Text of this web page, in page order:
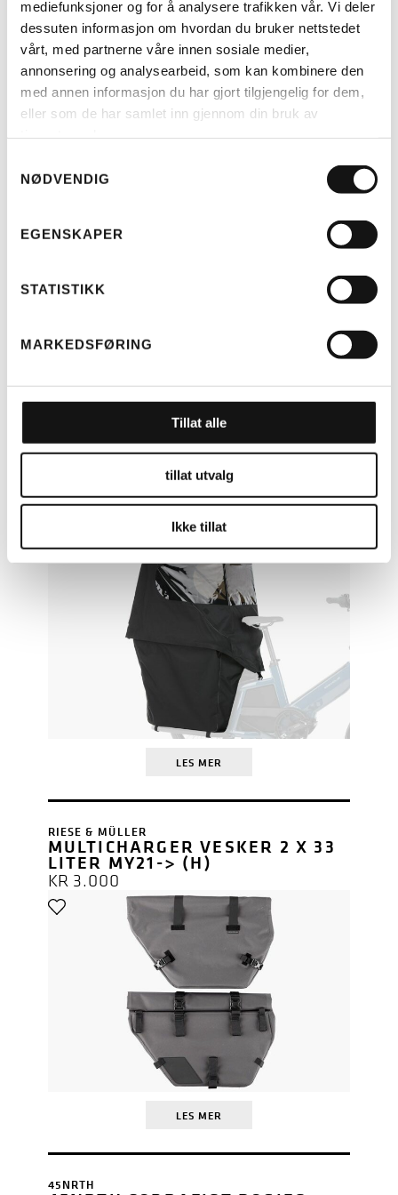
mediefunksjoner og for å analysere trafikken vår. Vi deler
dessuten informasjon om hvordan du bruker nettstedet
vårt, med partnerne våre innen sosiale medier,
annonsering og analysearbeid, som kan kombinere den
med annen informasjon du har gjort tilgjengelig for dem,
eller som de har samlet inn gjennom din bruk av
NØDVENDIG
EGENSKAPER
STATISTIKK
MARKEDSFØRING
Tillat alle
tillat utvalg
Ikke tillat
LES MER
TELT MULTICHARGER KOMPLETT
KR4.499
TELT MULTITINKER KOMPLETT
(H)
LES MER
RIESE & MÜLLER
MULTICHARGER VESKER 2 X 33
LITER MY21-> (H)
KR 3.000
LES MER
45NRTH